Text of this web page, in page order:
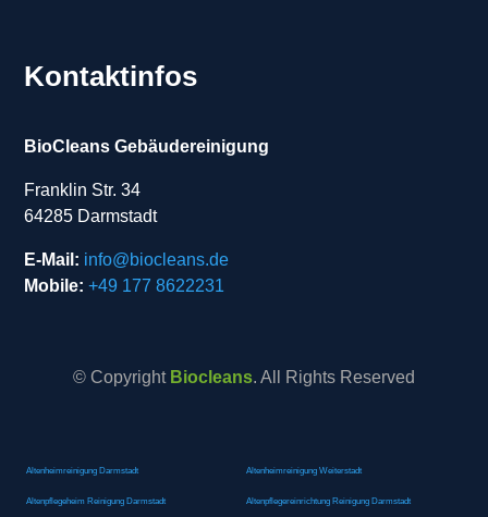
Kontaktinfos
BioCleans Gebäudereinigung
Franklin Str. 34
64285 Darmstadt
E-Mail: info@biocleans.de
Mobile: +49 177 8622231
© Copyright Biocleans. All Rights Reserved
Altenheimreinigung Darmstadt Altenheimreinigung Weiterstadt
Altenpflegeheim Reinigung Darmstadt Altenpflegereinrichtung Reinigung Darmstadt